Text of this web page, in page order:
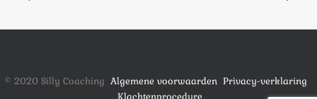
© 2020 Silly Coaching Algemene voorwaarden Privacy-verklaring
Klachtenprocedure